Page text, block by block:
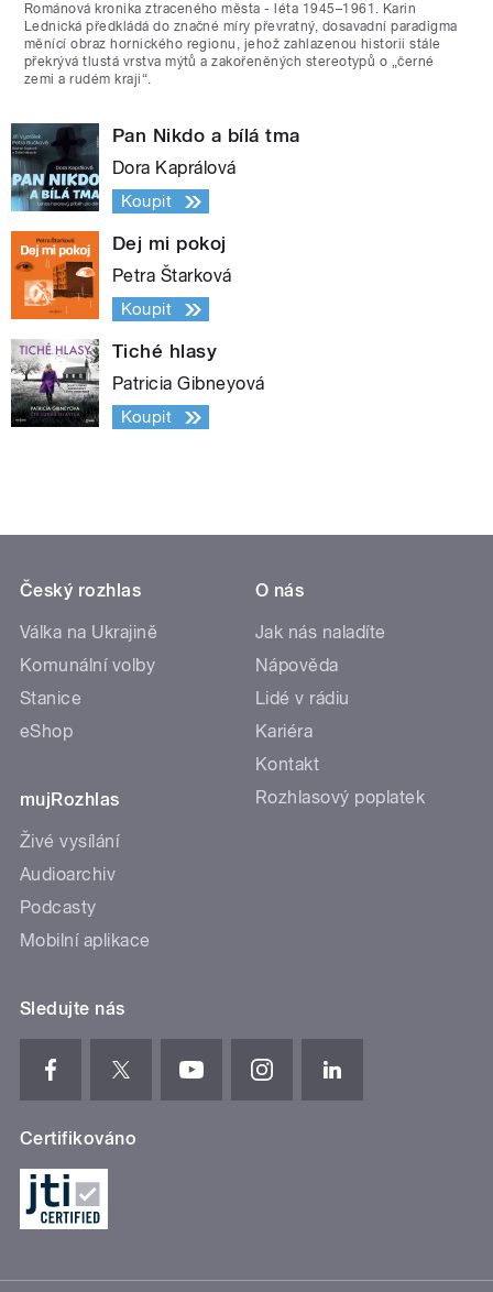
Románová kronika ztraceného města - léta 1945–1961. Karin
Lednická předkládá do značné míry převratný, dosavadní paradigma
měnící obraz hornického regionu, jehož zahlazenou historii stále
překrývá tlustá vrstva mýtů a zakořeněných stereotypů o „černé
zemi a rudém kraji“.
Pan Nikdo a bílá tma
Dora Kaprálová
Koupit
Dej mi pokoj
Petra Štarková
Koupit
Tiché hlasy
Patricia Gibneyová
Koupit
Český rozhlas
Válka na Ukrajině
Komunální volby
Stanice
eShop
mujRozhlas
Živé vysílání
Audioarchiv
Podcasty
Mobilní aplikace
O nás
Jak nás naladíte
Nápověda
Lidé v rádiu
Kariéra
Kontakt
Rozhlasový poplatek
Sledujte nás
Certifikováno